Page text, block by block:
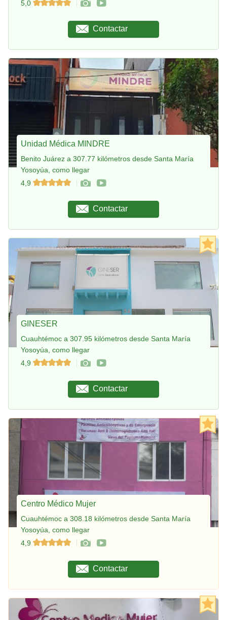
5,0
Contactar
Unidad Médica MINDRE
Benito Juárez a 307.77 kilómetros desde Santa María
Yosoyúa, como llegar
4,9
Contactar
GINESER
Cuauhtémoc a 307.95 kilómetros desde Santa María
Yosoyúa, como llegar
4,9
Contactar
Centro Médico Mujer
Cuauhtémoc a 308.18 kilómetros desde Santa María
Yosoyúa, como llegar
4,9
Contactar